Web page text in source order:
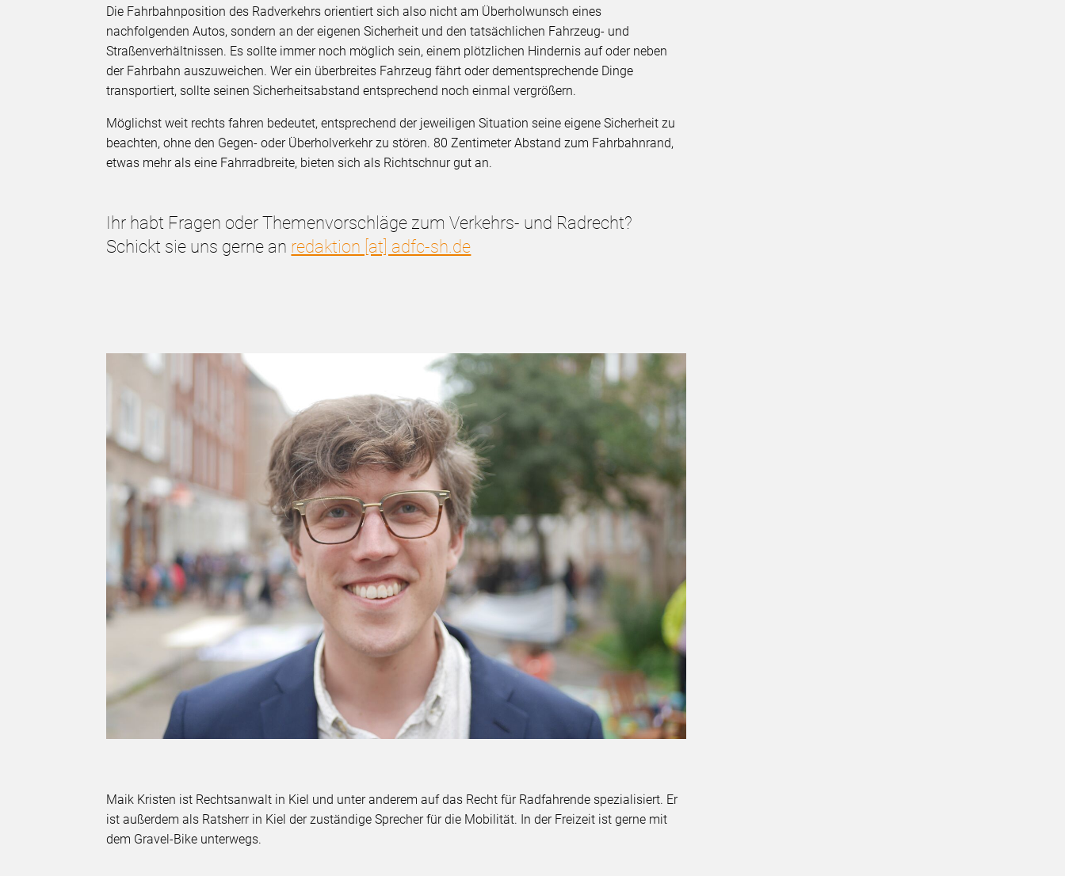
Die Fahrbahnposition des Radverkehrs orientiert sich also nicht am Überholwunsch eines
nachfolgenden Autos, sondern an der eigenen Sicherheit und den tatsächlichen Fahrzeug- und
Straßenverhältnissen. Es sollte immer noch möglich sein, einem plötzlichen Hindernis auf oder neben
der Fahrbahn auszuweichen. Wer ein überbreites Fahrzeug fährt oder dementsprechende Dinge
transportiert, sollte seinen Sicherheitsabstand entsprechend noch einmal vergrößern.
Möglichst weit rechts fahren bedeutet, entsprechend der jeweiligen Situation seine eigene Sicherheit zu
beachten, ohne den Gegen- oder Überholverkehr zu stören. 80 Zentimeter Abstand zum Fahrbahnrand,
etwas mehr als eine Fahrradbreite, bieten sich als Richtschnur gut an.
Ihr habt Fragen oder Themenvorschläge zum Verkehrs- und Radrecht?
Schickt sie uns gerne an redaktion [at] adfc-sh.de
Maik Kristen ist Rechtsanwalt in Kiel und unter anderem auf das Recht für Radfahrende spezialisiert. Er
ist außerdem als Ratsherr in Kiel der zuständige Sprecher für die Mobilität. In der Freizeit ist gerne mit
dem Gravel-Bike unterwegs.